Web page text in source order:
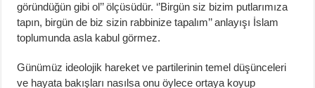
göründüğün gibi ol’’ ölçüsüdür. ‘’Birgün siz bizim putlarımıza
tapın, birgün de biz sizin rabbinize tapalım’’ anlayışı İslam
toplumunda asla kabul görmez.
Günümüz ideolojik hareket ve partilerinin temel düşünceleri
ve hayata bakışları nasılsa onu öylece ortaya koyup